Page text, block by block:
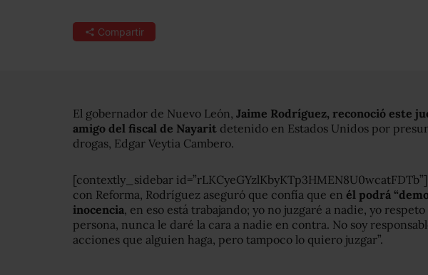
Compartir
El gobernador de Nuevo León, Jaime Rodríguez, reconoció este
amigo del fiscal de Nayarit detenido en Estados Unidos por
drogas, Edgar Veytia Cambero.
[contextly_sidebar
con Reforma, Rodríguez aseguró que confía que en él podrá
inocencia, en eso está trabajando; yo no juzgaré a nadie, yo
persona, nunca le daré la cara a nadie en contra. No soy
acciones que alguien haga, pero tampoco lo quiero juzgar”.